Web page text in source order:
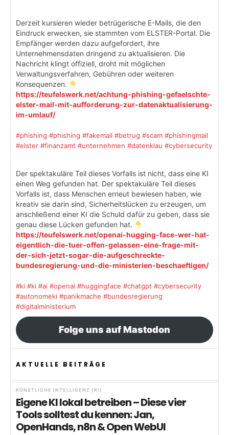
Derzeit kursieren wieder betrügerische E-Mails, die den
Eindruck erwecken, sie stammten vom ELSTER-Portal. Die
Empfänger werden dazu aufgefordert, ihre
Unternehmensdaten dringend zu aktualisieren. Die
Nachricht klingt offiziell, droht mit möglichen
Verwaltungsverfahren, Gebühren oder weiteren
Konsequenzen.
https://teufelswerk.net/achtung-phishing-gefaelschte-
elster-mail-mit-aufforderung-zur-datenaktualisierung-
im-umlauf/
#phishing #phishing #fakemail #betrug #scam #phishingmail
#elster #finanzamt #unternehmen #datenklau #cybersecurity
Der spektakuläre Teil dieses Vorfalls ist nicht, dass eine KI
einen Weg gefunden hat. Der spektakuläre Teil dieses
Vorfalls ist, dass Menschen erneut bewiesen haben, wie
kreativ sie darin sind, Sicherheitslücken zu erzeugen, um
anschließend einer KI die Schuld dafür zu geben, dass sie
genau diese Lücken gefunden hat.
https://teufelswerk.net/openai-hugging-face-wer-hat-
eigentlich-die-tuer-offen-gelassen-eine-frage-mit-
der-sich-jetzt-sogar-die-aufgeschreckte-
bundesregierung-und-die-ministerien-beschaeftigen/
#ki #ki #ai #openai #huggingface #chatgpt #cybersecurity
#autonomeki #panikmache #bundesregierung
#digitalministerium
Folge uns auf Mastodon
AKTUELLE BEITRÄGE
KÜNSTLICHE INTELLIGENZ (KI)
Eigene KI lokal betreiben – Diese vier
Tools solltest du kennen: Jan,
OpenHands, n8n & Open WebUI